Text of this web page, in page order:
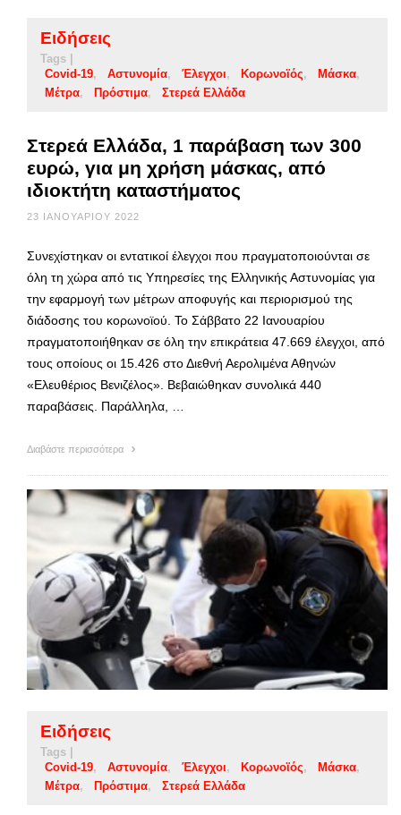
Ειδήσεις
Tags |
Covid-19
Αστυνομία Έλεγχοι Κορωνοϊός
Μάσκα
Μέτρα
Πρόστιμα Στερεά Ελλάδα
Στερεά Ελλάδα, 1 παράβαση των 300
ευρώ, για μη χρήση μάσκας, από
ιδιοκτήτη καταστήματος
23 ΙΑΝΟΥΑΡΊΟΥ 2022
Συνεχίστηκαν οι εντατικοί έλεγχοι που πραγματοποιούνται σε
όλη τη χώρα από τις Υπηρεσίες της Ελληνικής Αστυνομίας για
την εφαρμογή των μέτρων αποφυγής και περιορισμού της
διάδοσης του κορωνοϊού. Το Σάββατο 22 Ιανουαρίου
πραγματοποιήθηκαν σε όλη την επικράτεια 47.669 έλεγχοι, από
τους οποίους οι 15.426 στο Διεθνή Αερολιμένα Αθηνών
«Ελευθέριος Βενιζέλος». Βεβαιώθηκαν συνολικά 440
παραβάσεις. Παράλληλα, …
Διαβάστε περισσότερα
Ειδήσεις
Tags |
Covid-19
Αστυνομία Έλεγχοι Κορωνοϊός
Μάσκα
Μέτρα
Πρόστιμα Στερεά Ελλάδα